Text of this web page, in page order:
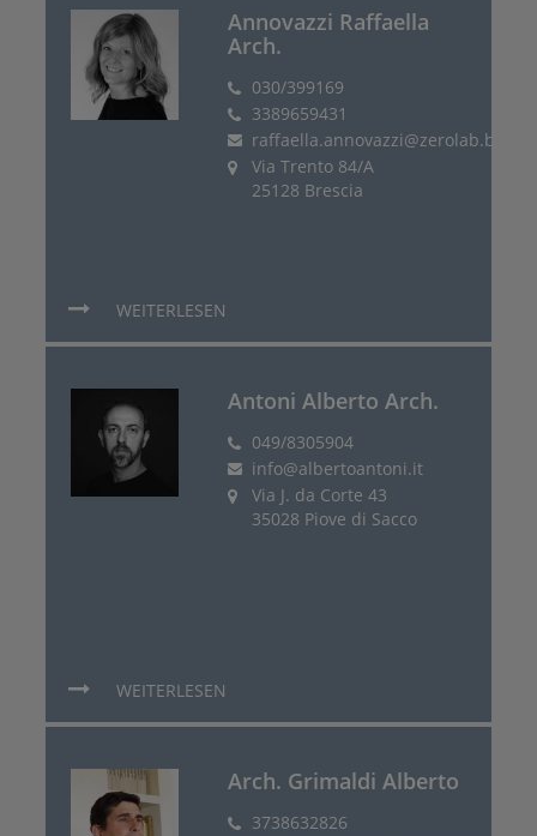
Annovazzi Raffaella
Arch.
030/399169
3389659431
raffaella.annovazzi@zerolab.biz
Via Trento 84/A
25128 Brescia
WEITERLESEN
Antoni Alberto Arch.
049/8305904
info@albertoantoni.it
Via J. da Corte 43
35028 Piove di Sacco
WEITERLESEN
Arch. Grimaldi Alberto
3738632826